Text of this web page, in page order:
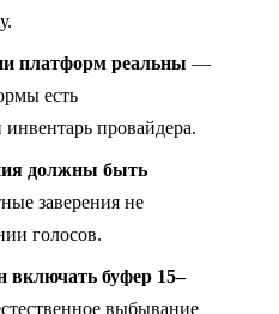
платформ реальны —
есть
провайдера.
должны быть
заверения не
голосов.
включать буфер 15–
выбывание